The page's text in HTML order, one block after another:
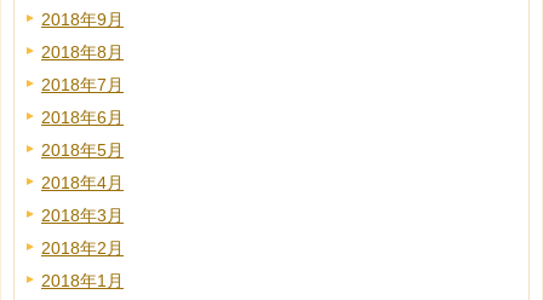
2018年9月
2018年8月
2018年7月
2018年6月
2018年5月
2018年4月
2018年3月
2018年2月
2018年1月